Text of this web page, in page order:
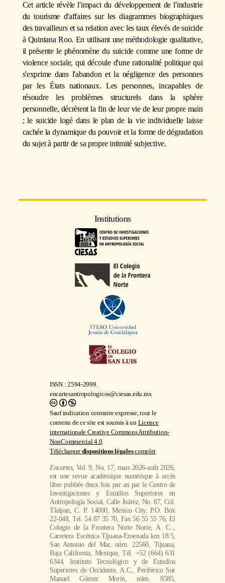
Cet article révèle l'impact du développement de l'industrie
du tourisme d'affaires sur les diagrammes biographiques
des travailleurs et sa relation avec les taux élevés de suicide
à Quintana Roo. En utilisant une méthodologie qualitative,
il présente le phénomène du suicide comme une forme de
violence sociale, qui découle d'une rationalité politique qui
s'exprime dans l'abandon et la négligence des personnes
par les États nationaux. Les personnes, incapables de
résoudre les problèmes structurels dans la sphère
personnelle, décrètent la fin de leur vie de leur propre main
; le suicide logé dans le plan de la vie individuelle laisse
cachée la dynamique du pouvoir et la forme de dégradation
du sujet à partir de sa propre intimité subjective.
Institutions
ISSN : 2594-2999.
encartesantropologicos@ciesas.edu.mx
Sauf indication contraire expresse, tout le
contenu de ce site est soumis à un Licence
internationale Creative Commons Attribution-
NonCommercial 4.0.
Téléchargerdispositions légalescomplet
Encartes, Vol. 9, No. 17, mars 2026-août 2026,
est une revue académique numérique à accès
libre publiée deux fois par an par le Centro de
Investigaciones y Estudios Superiores en
Antropología Social, Calle Juárez, No. 87, Col.
Tlalpan, C. P. 14000, Mexico City, P.O. Box
22-048, Tel. 54 87 35 70, Fax 56 55 55 76, El
Colegio de la Frontera Norte Norte, A. C..,
Carretera Escénica Tijuana-Ensenada km 18.5,
San Antonio del Mar, núm. 22560, Tijuana,
Baja California, Mexique, Tél. +52 (664) 631
6344, Instituto Tecnológico y de Estudios
Superiores de Occidente, A.C., Periférico Sur
Manuel Gómez Morin, núm. 8585,